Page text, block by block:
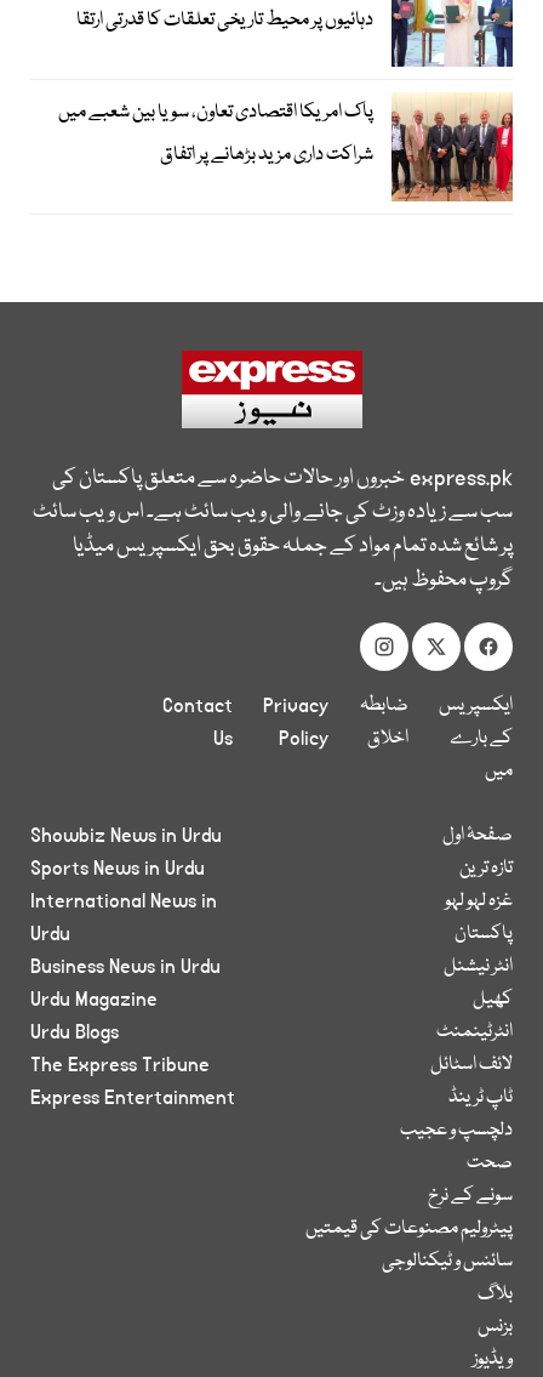
دہائیوں پر محیط تاریخی تعلقات کا قدرتی ارتقا
پاک امریکا اقتصادی تعاون، سویا بین شعبے میں
شراکت داری مزید بڑھانے پر اتفاق
express.pkخبروں اور حالات حاضرہ سے متعلق پاکستان کی
سب سے زیادہ وزٹ کی جانے والی ویب سائٹ ہے۔ اس ویب سائٹ
پر شائع شدہ تمام مواد کے جملہ حقوق بحق ایکسپریس میڈیا
گروپ محفوظ ہیں۔
ایکسپریس
کے بارے
میں
ضابطہ
اخلاق
Privacy
Policy
Contact
Us
صفحۂ اول
تازہ ترین
غزہ لہو لہو
پاکستان
انٹر نیشنل
کھیل
انٹرٹینمنٹ
لائف اسٹائل
ٹاپ ٹرینڈ
دلچسپ و عجیب
صحت
سونے کے نرخ
پیٹرولیم مصنوعات کی قیمتیں
سائنس و ٹیکنالوجی
بلاگ
بزنس
ویڈیوز
Showbiz News in Urdu
Sports News in Urdu
International News in
Urdu
Business News in Urdu
Urdu Magazine
Urdu Blogs
The Express Tribune
Express Entertainment